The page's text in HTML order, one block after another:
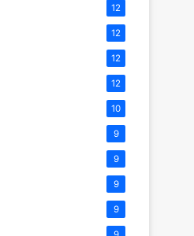
12
12
12
12
10
9
9
9
9